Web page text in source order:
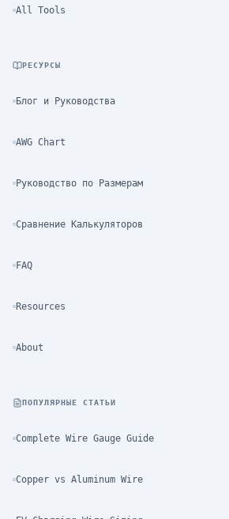
All Tools
РЕСУРСЫ
Блог и Руководства
AWG Chart
Руководство по Размерам
Сравнение Калькуляторов
FAQ
Resources
About
ПОПУЛЯРНЫЕ СТАТЬИ
Complete Wire Gauge Guide
Copper vs Aluminum Wire